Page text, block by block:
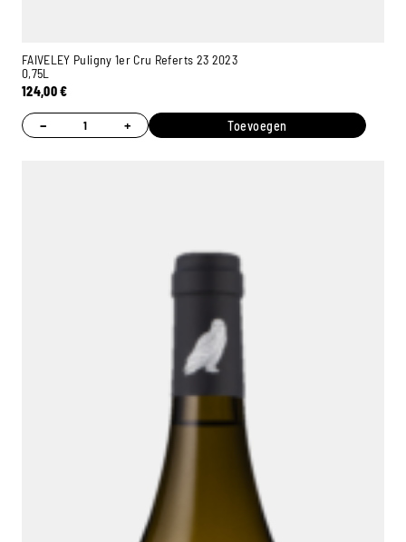
FAIVELEY Puligny 1er Cru Referts 23 2023
0,75L
124,00€
− + Toevoegen